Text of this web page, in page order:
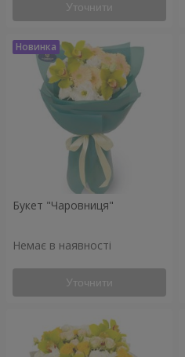
Уточнити
Букет "Чаровниця"
Немає в наявності
Уточнити